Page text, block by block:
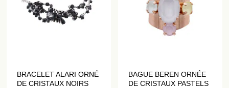
BRACELET ALARI ORNÉ
DE CRISTAUX NOIRS
BAGUE BEREN ORNÉE
DE CRISTAUX PASTELS